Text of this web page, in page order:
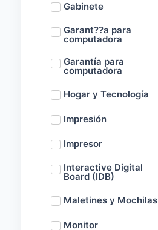
Gabinete
Garant??a para
computadora
Garantía para
computadora
Hogar y Tecnología
Impresión
Impresor
Interactive Digital
Board (IDB)
Maletines y Mochilas
Monitor